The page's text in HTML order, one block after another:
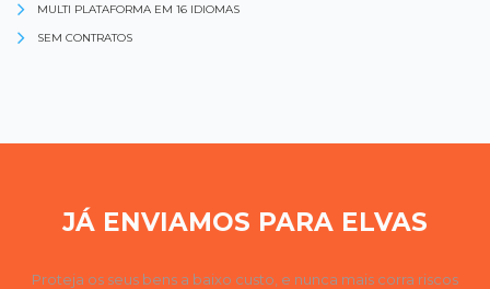
MULTI PLATAFORMA EM 16 IDIOMAS
SEM CONTRATOS
JÁ ENVIAMOS PARA ELVAS
Proteja os seus bens a baixo custo, e nunca mais corra riscos